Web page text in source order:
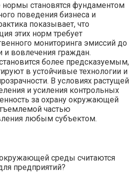
становятся фундаментом
поведения бизнеса и
показывает, что
этих норм требует
мониторинга эмиссий до
и вовлечения граждан.
более предсказуемым,
в устойчивые технологии и
В условиях растущей
и усиления контрольных
за охрану окружающей
частью
любым субъектом.
среды считаются
предприятий?